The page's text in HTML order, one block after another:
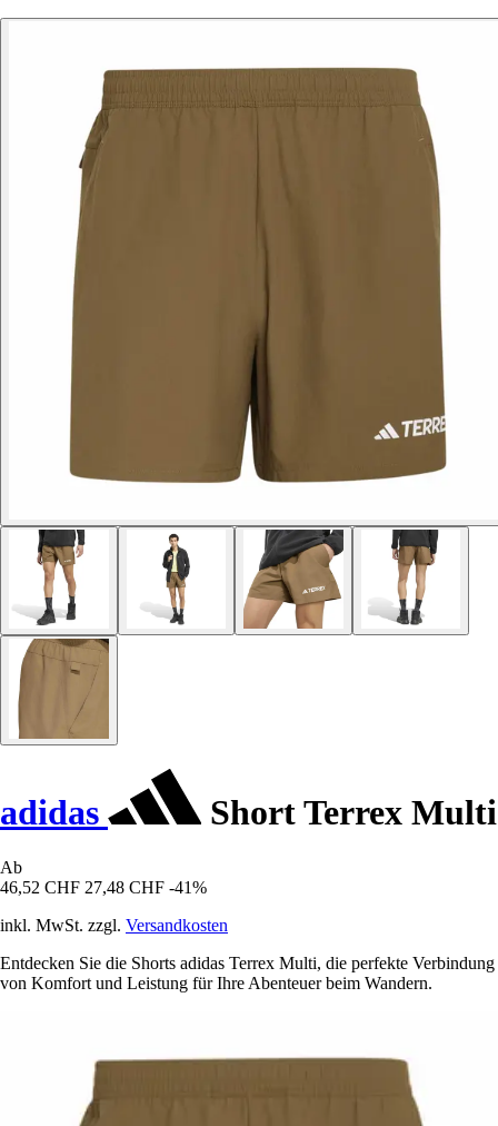
adidas Short Terrex Multi
Ab
46,52 CHF 27,48 CHF -41%
inkl. MwSt. zzgl. Versandkosten
Entdecken Sie die Shorts adidas Terrex Multi, die perfekte Verbindung
von Komfort und Leistung für Ihre Abenteuer beim Wandern.